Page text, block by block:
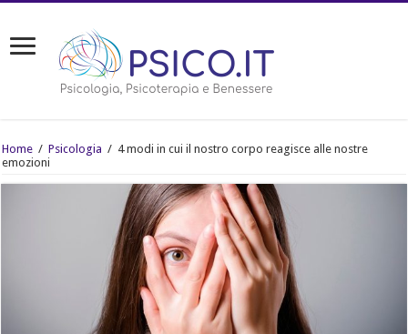
Home / Psicologia / 4 modi in cui il nostro corpo reagisce alle nostre
emozioni